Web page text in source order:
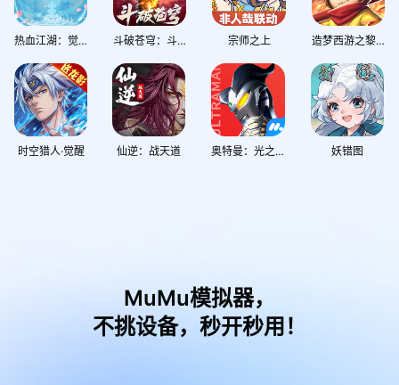
热血江湖：觉醒 斗破苍穹：斗帝之路 宗师之上 造梦西游之黎尤浩劫篇
时空猎人·觉醒 仙逆：战天道 奥特曼：光之战士 妖错图
MuMu模拟器，
不挑设备，秒开秒用！